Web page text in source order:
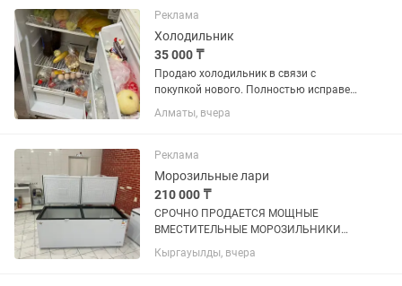
Реклама
Холодильник
35 000 ₸
Продаю холодильник в связи с
покупкой нового. Полностью исправен,
работает отлично. Хорошо охлаждает,
морозильная камера морозит без
Самовывоз. По всем...
Алматы, вчера
Реклама
Морозильные лари
210 000 ₸
СРОЧНО ПРОДАЕТСЯ МОЩНЫЕ
ВМЕСТИТЕЛЬНЫЕ МОРОЗИЛЬНИКИ
ОБЪЕМ 600 л, покупали по 320.000 тг
продаем срочно по 210.000 тг,
Кыргауылды, вчера